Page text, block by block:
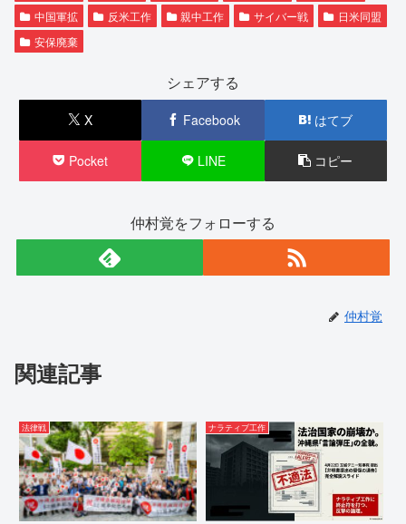
中国軍拡
反米工作 親中工作 サイバー戦
日米同盟
安保廃棄
シェアする
X Facebook はてブ
Pocket LINE コピー
仲村覚をフォローする
仲村覚
関連記事
法律戦 ナラティブ工作